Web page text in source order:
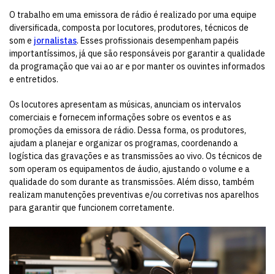
O trabalho em uma emissora de rádio é realizado por uma equipe
diversificada, composta por locutores, produtores, técnicos de
som e jornalistas. Esses profissionais desempenham papéis
importantíssimos, já que são responsáveis por garantir a qualidade
da programação que vai ao ar e por manter os ouvintes informados
e entretidos.
Os locutores apresentam as músicas, anunciam os intervalos
comerciais e fornecem informações sobre os eventos e as
promoções da emissora de rádio. Dessa forma, os produtores,
ajudam a planejar e organizar os programas, coordenando a
logística das gravações e as transmissões ao vivo. Os técnicos de
som operam os equipamentos de áudio, ajustando o volume e a
qualidade do som durante as transmissões. Além disso, também
realizam manutenções preventivas e/ou corretivas nos aparelhos
para garantir que funcionem corretamente.